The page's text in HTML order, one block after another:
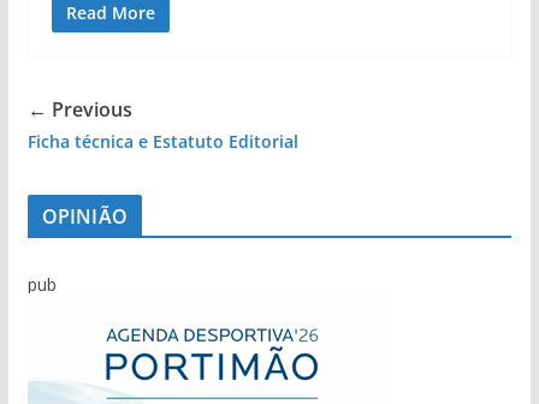
Read More
← Previous
Ficha técnica e Estatuto Editorial
OPINIÃO
pub